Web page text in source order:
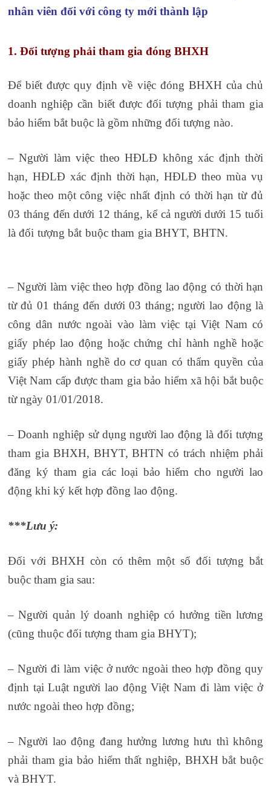
nhân viên đối với công ty mới thành lập
1. Đối tượng phải tham gia đóng BHXH
Để biết được quy định về việc đóng BHXH của chủ
doanh nghiệp cần biết được đối tượng phải tham gia
bảo hiểm bắt buộc là gồm những đối tượng nào.
– Người làm việc theo HĐLĐ không xác định thời
hạn, HĐLĐ xác định thời hạn, HĐLĐ theo mùa vụ
hoặc theo một công việc nhất định có thời hạn từ đủ
03 tháng đến dưới 12 tháng, kể cả người dưới 15 tuổi
là đối tượng bắt buộc tham gia BHYT, BHTN.
– Người làm việc theo hợp đồng lao động có thời hạn
từ đủ 01 tháng đến dưới 03 tháng; người lao động là
công dân nước ngoài vào làm việc tại Việt Nam có
giấy phép lao động hoặc chứng chỉ hành nghề hoặc
giấy phép hành nghề do cơ quan có thẩm quyền của
Việt Nam cấp được tham gia bảo hiểm xã hội bắt buộc
từ ngày 01/01/2018.
– Doanh nghiệp sử dụng người lao động là đối tượng
tham gia BHXH, BHYT, BHTN có trách nhiệm phải
đăng ký tham gia các loại bảo hiểm cho người lao
động khi ký kết hợp đồng lao động.
***Lưu ý:
Đối với BHXH còn có thêm một số đối tượng bắt
buộc tham gia sau:
– Người quản lý doanh nghiệp có hưởng tiền lương
(cũng thuộc đối tượng tham gia BHYT);
– Người đi làm việc ở nước ngoài theo hợp đồng quy
định tại Luật người lao động Việt Nam đi làm việc ở
nước ngoài theo hợp đồng;
– Người lao động đang hưởng lương hưu thì không
phải tham gia bảo hiểm thất nghiệp, BHXH bắt buộc
và BHYT.